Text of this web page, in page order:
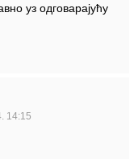
уз одговарајућу
14:15